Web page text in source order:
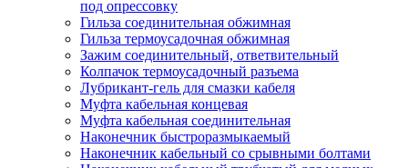
под опрессовку
Гильза соединительная обжимная
Гильза термоусадочная обжимная
Зажим соединительный, ответвительный
Колпачок термоусадочный разъема
Лубрикант-гель для смазки кабеля
Муфта кабельная концевая
Муфта кабельная соединительная
Наконечник быстроразмыкаемый
Наконечник кабельный со срывными болтами